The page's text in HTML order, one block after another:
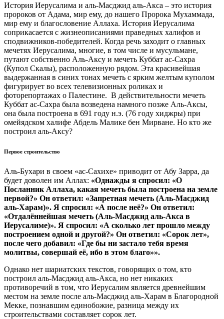
История Иерусалима и аль-Масджид аль-Акса – это история
пророков от Адама, мир ему, до нашего Пророка Мухаммада,
мир ему и благословение Аллаха. История Иерусалима
соприкасается с жизнеописаниями праведных халифов и
сподвижников-победителей. Когда речь заходит о главных
мечетях Иерусалима, многие, в том числе и мусульмане,
путают собственно Аль-Аксу и мечеть Куббат ас-Сахра
(Купол Скалы), расположенную рядом. Эта красивейшая
выдержанная в синих тонах мечеть с ярким желтым куполом
фигурирует во всех телевизионных роликах и
фоторепортажах о Палестине. В действительности мечеть
Куббат ас-Сахра была возведена намного позже Аль-Аксы,
она была построена в 691 году н.э. (76 году хиджры) при
омейядском халифе Абдель Малике бен Мирване. Но кто же
построил аль-Аксу?
Первое строительство
Аль-Бухари в своем «ас-Сахихе» приводит от Абу Зарра, да
будет доволен им Аллах: «Однажды я спросил: «О
Посланник Аллаха, какая мечеть была построена на земле
первой?» Он ответил: «Запретная мечеть (Аль-Масджид
aль-Харам)». Я спросил: «А после неё?» Он ответил:
«Отдалённейшая мечеть (Аль-Масджид aль-Акса в
Иерусалиме)». Я спросил: «А сколько лет прошло между
построением одной и другой?» Он ответил: «Сорок лет»,
после чего добавил: «Где бы ни застало тебя время
молитвы, совершай её, ибо в этом благо»».
Однако нет шариатских текстов, говорящих о том, кто
построил аль-Масджид аль-Акса, но нет никаких
противоречий в том, что Иерусалим является древнейшим
местом на земле после аль-Масджид аль-Харам в Благородной
Мекке, познавшим единобожие, разница между их
строительствами составляет сорок лет.